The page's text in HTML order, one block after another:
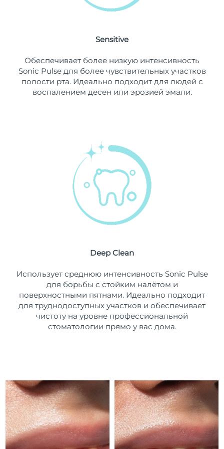
Sensitive
Обеспечивает более низкую интенсивность
Sonic Pulse для более чувствительных участков
полости рта. Идеально подходит для людей с
воспалением десен или эрозией эмали.
Deep Clean
Использует среднюю интенсивность Sonic Pulse
для борьбы с стойким налётом и
поверхностными пятнами. Идеально подходит
для труднодоступных участков и обеспечивает
чистоту на уровне профессиональной
стоматологии прямо у вас дома.
Новая Зеландия
9/8/26
Норвегия
Ожидаемая дата доставки
9/8/26
Ожидаемая дата доставки
Ожидаемая дата доставки
Ожидаемая дата доставки
Катар
10/8/26
Реюньон
Ожидаемая дата доставки
14/8/26
Румыния
Ожидаемая дата доставки
Саудовская Аравия
Ожидаемая дата доставки
10/8/26
Сингапур
Ожидаемая дата доставки
11/8/26
Ожидаемая дата доставки